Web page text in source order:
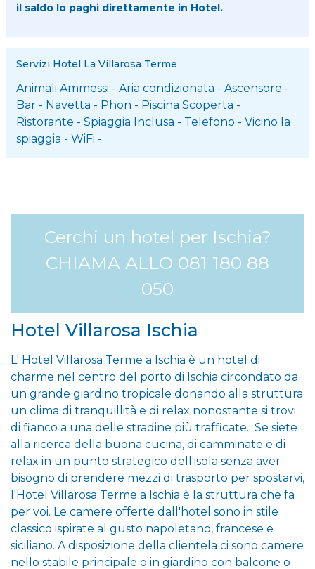
il saldo lo paghi direttamente in Hotel.
Servizi Hotel La Villarosa Terme
Animali Ammessi - Aria condizionata - Ascensore -
Bar - Navetta - Phon - Piscina Scoperta -
Ristorante - Spiaggia Inclusa - Telefono - Vicino la
spiaggia - WiFi -
Cerchi un hotel per Ischia?
CHIAMA ALLO 081 180 88
050
Hotel Villarosa Ischia
L' Hotel Villarosa Terme a Ischia è un hotel di
charme nel centro del porto di Ischia circondato da
un grande giardino tropicale donando alla struttura
un clima di tranquillità e di relax nonostante si trovi
di fianco a una delle stradine più trafficate. Se siete
alla ricerca della buona cucina, di camminate e di
relax in un punto strategico dell'isola senza aver
bisogno di prendere mezzi di trasporto per spostarvi,
l'Hotel Villarosa Terme a Ischia è la struttura che fa
per voi. Le camere offerte dall'hotel sono in stile
classico ispirate al gusto napoletano, francese e
siciliano. A disposizione della clientela ci sono camere
nello stabile principale o in giardino con balcone o